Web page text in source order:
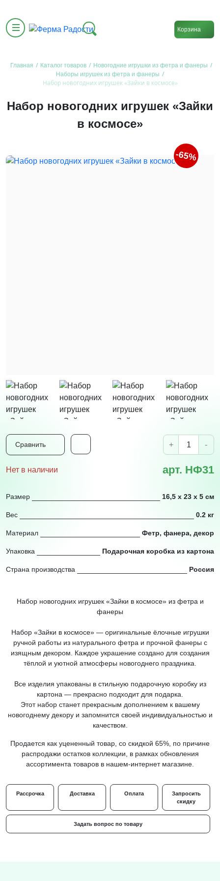
Корзина
Главная / Каталог товаров / Новогодние игрушки из фетра и фанеры /
Наборы игрушек из фетра и фанеры /
Набор новогодних игрушек «Зайки в космосе»
Набор новогодних игрушек «Зайки
в космосе»
-65%
Сравнить + -
Нет в наличии арт. НФ31
Размер 16,5 х 23 х 5 см
Вес 0.2 кг
Материал Фетр, фанера, декор
Упаковка Подарочная коробка из картона
Страна производства Россия
Набор новогодних игрушек «Зайки в космосе» из фетра и
фанеры
Набор «Зайки в космосе» — оригинальные ёлочные игрушки
ручной работы из натурального фетра и прочной фанеры с
изящным декором. Каждое украшение создано для создания
тёплой и уютной атмосферы новогоднего праздника.
Все изделия упакованы в стильную подарочную коробку из
картона — прекрасно подходит для подарка.
Этот набор станет прекрасным дополнением к вашему
новогоднему декору и запомнится своей индивидуальностью и
качеством.
Продается как уцененный товар, со скидкой 65%, по причине
распродажи остатков коллекции, в рамках обновления
ассортимента товаров в нашем-интернет магазине.
Рассрочка Доставка Оплата
Запросить
скидку
Задать вопрос по товару